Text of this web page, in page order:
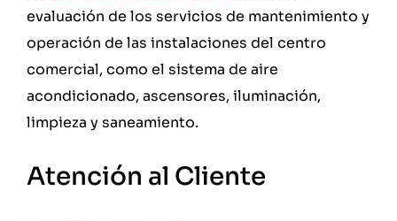
evaluación de los servicios de mantenimiento y
operación de las instalaciones del centro
comercial, como el sistema de aire
acondicionado, ascensores, iluminación,
limpieza y saneamiento.
Atención al Cliente